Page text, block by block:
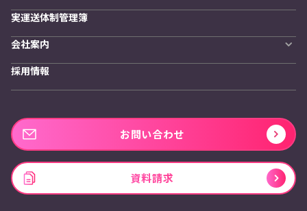
実運送体制管理簿
会社案内
私たちの想い
採用情報
お問い合わせ
資料請求